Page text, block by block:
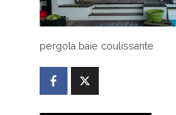
pergola baie coulissante